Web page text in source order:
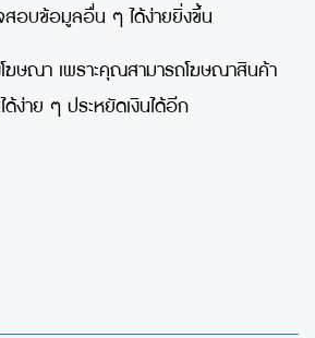
สอบข้อมูลอื่น ๆ ได้ง่ายยิ่งขึ้น
โฆษณา เพราะคุณสามารถโฆษณาสินค้า
ง่าย ๆ ประหยัดเงินได้อีก